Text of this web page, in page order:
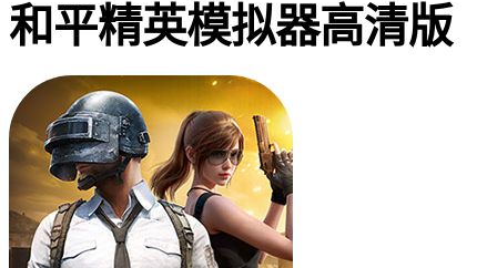
和平精英模拟器高清版